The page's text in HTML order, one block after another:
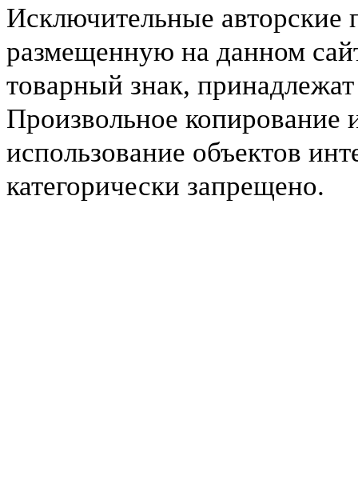
Исключительные
размещенную на данном
товарный знак,
Произвольное копирование
использование объектов
категорически запрещено.